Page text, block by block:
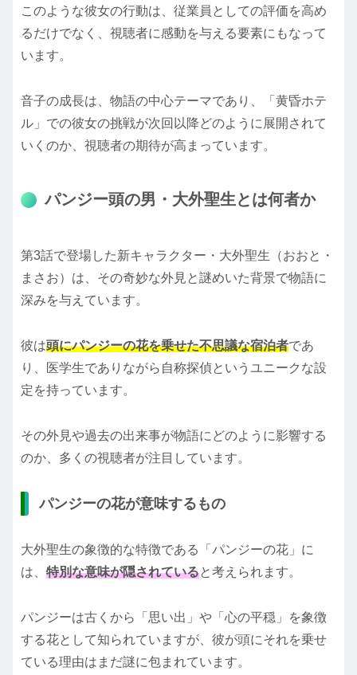
このような彼女の行動は、従業員としての評価を高め
るだけでなく、視聴者に感動を与える要素にもなって
います。
音子の成長は、物語の中心テーマであり、「黄昏ホテ
ル」での彼女の挑戦が次回以降どのように展開されて
いくのか、視聴者の期待が高まっています。
パンジー頭の男・大外聖生とは何者か
第3話で登場した新キャラクター・大外聖生（おおと・
まさお）は、その奇妙な外見と謎めいた背景で物語に
深みを与えています。
彼は頭にパンジーの花を乗せた不思議な宿泊者であ
り、医学生でありながら自称探偵というユニークな設
定を持っています。
その外見や過去の出来事が物語にどのように影響する
のか、多くの視聴者が注目しています。
パンジーの花が意味するもの
大外聖生の象徴的な特徴である「パンジーの花」に
は、 特別な意味が隠されていると考えられます。
パンジーは古くから「思い出」や「心の平穏」を象徴
する花として知られていますが、彼が頭にそれを乗せ
ている理由はまだ謎に包まれています。